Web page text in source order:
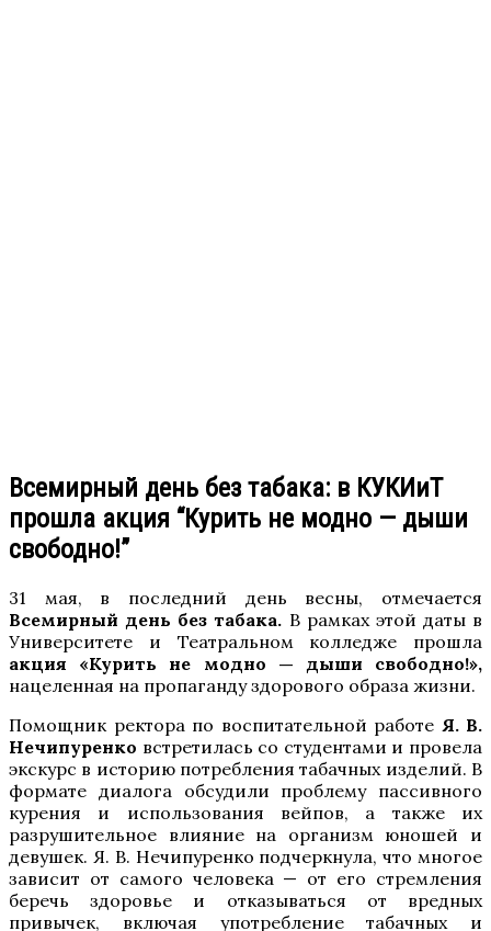
Всемирный день без табака: в КУКИиТ
прошла акция “Курить не модно — дыши
свободно!”
31 мая, в последний день весны, отмечается
Всемирный день без табака. В рамках этой даты в
Университете и Театральном колледже прошла
акция «Курить не модно — дыши свободно!»,
нацеленная на пропаганду здорового образа жизни.
Помощник ректора по воспитательной работе Я. В.
Нечипуренко встретилась со студентами и провела
экскурс в историю потребления табачных изделий. В
формате диалога обсудили проблему пассивного
курения и использования вейпов, а также их
разрушительное влияние на организм юношей и
девушек. Я. В. Нечипуренко подчеркнула, что многое
зависит от самого человека — от его стремления
беречь здоровье и отказываться от вредных
привычек, включая употребление табачных и